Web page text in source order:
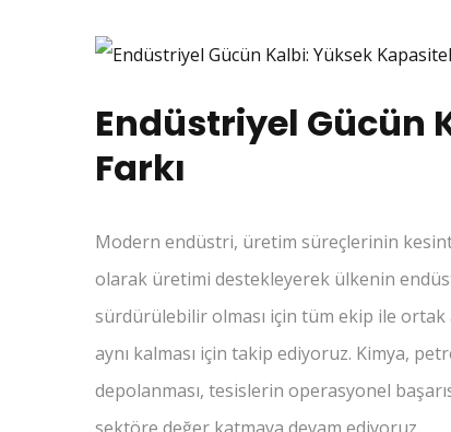
Endüstriyel Gücün
Farkı
Modern endüstri, üretim süreçlerinin
olarak üretimi destekleyerek ülkenin
sürdürülebilir olması için tüm ekip ile ortak
aynı kalması için takip ediyoruz. Kimya,
depolanması, tesislerin operasyonel